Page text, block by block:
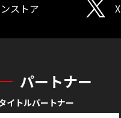
ストア X
パートナー
イトルパートナー